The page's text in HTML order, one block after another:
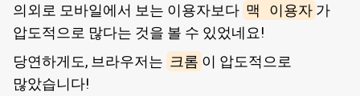
의외로 모바일에서 보는 이용자보다 맥 이용자 가
압도적으로 많다는 것을 볼 수 있었네요!
당연하게도, 브라우저는 크롬 이 압도적으로
많았습니다!